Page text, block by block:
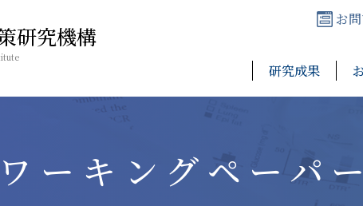
研究機構
お
研究成果
ワーキングペーパー